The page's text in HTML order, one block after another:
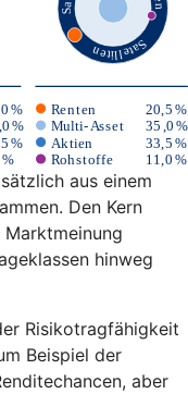
aus einem
Den Kern
hinweg
Risikotragfähigkeit
Beispiel der
aber